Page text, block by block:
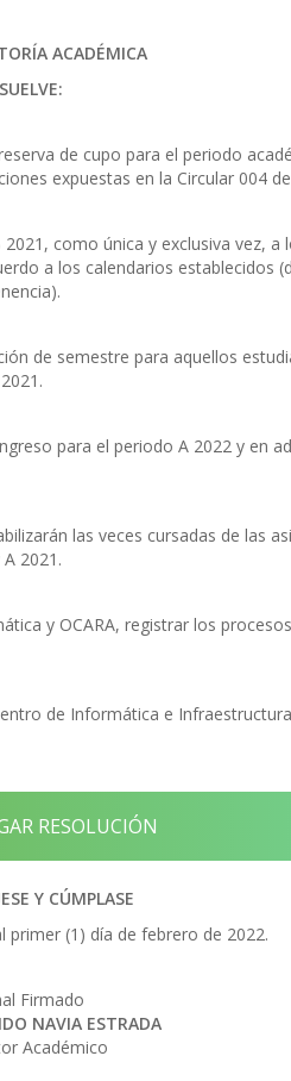
ACADÉMICA
de cupo para el periodo
expuestas en la Circular 004
como única y exclusiva vez, a
a los calendarios establecidos
de semestre para aquellos
para el periodo A 2022 y en
las veces cursadas de las
2021.
y OCARA, registrar los
de Informática e
RESOLUCIÓN
Y CÚMPLASE
primer (1) día de febrero de 2022.
Firmado
NAVIA ESTRADA
Académico